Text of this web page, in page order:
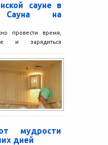
сауне в
Сауна на
провести время,
и зарядиться
души и тела,
мудрости
дней